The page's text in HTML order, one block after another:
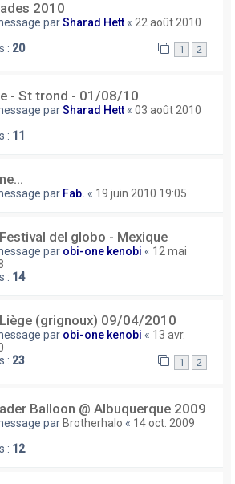
2010
parSharad Hett « 22 août 2010
: 20 1 2
- St trond - 01/08/10
parSharad Hett « 03 août 2010
: 11
par Fab. « 19 juin 2010 19:05
del globo - Mexique
par obi-one kenobi « 12 mai
: 14
Liège (grignoux) 09/04/2010
par obi-one kenobi « 13 avr.
: 23 1 2
Balloon @ Albuquerque 2009
par Brotherhalo « 14 oct. 2009
: 12